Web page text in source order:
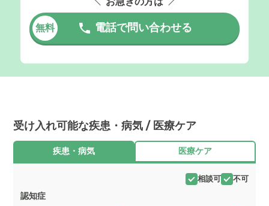
無料 電話で問い合わせる
受け入れ可能な疾患・病気 / 医療ケア
疾患・病気 医療ケア
相談可 不可
認知症